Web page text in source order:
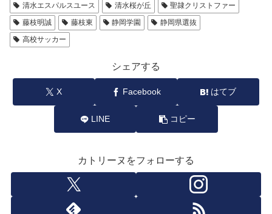
清水エスパルスユース
清水桜が丘
聖隷クリストファー
藤枝明誠
藤枝東 静岡学園
静岡県選抜
高校サッカー
シェアする
X Facebook はてブ
LINE コピー
カトリーヌをフォローする